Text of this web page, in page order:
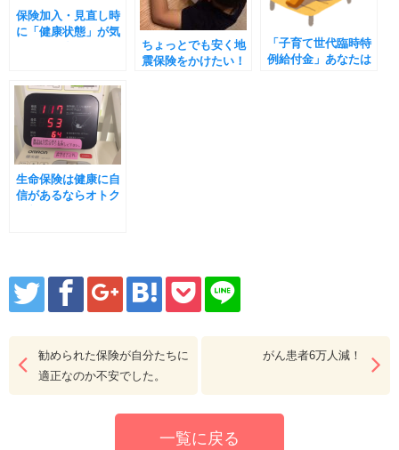
保険加入・見直し時
に「健康状態」が気
ちょっとでも安く地
震保険をかけたい！
「子育て世代臨時特
例給付金」あなたは
生命保険は健康に自
信があるならオトク
勧められた保険が自分たちに
適正なのか不安でした。
がん患者6万人減！
一覧に戻る